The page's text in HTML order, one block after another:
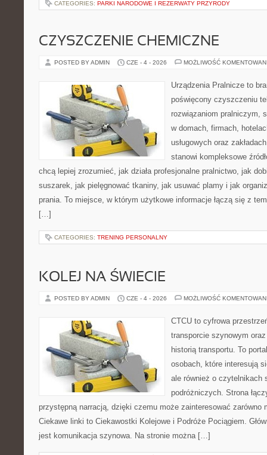
CATEGORIES: PARKI NARODOWE I REZERWATY PRZYRODY
CZYSZCZENIE CHEMICZNE
POSTED BY ADMIN CZE - 4 - 2026 MOŻLIWOŚĆ
Urządzenia Pralnicze to
poświęcony czyszczeniu
rozwiązaniom pralniczym,
w domach, firmach,
usługowych oraz
stanowi kompleksowe
chcą lepiej zrozumieć, jak działa profesjonalne pralnictwo, jak
suszarek, jak pielęgnować tkaniny, jak usuwać plamy i jak
prania. To miejsce, w którym użytkowe informacje łączą się z
[…]
CATEGORIES: TRENING PERSONALNY
KOLEJ NA ŚWIECIE
POSTED BY ADMIN CZE - 4 - 2026 MOŻLIWOŚĆ
CTCU to cyfrowa
transporcie szynowym
historią transportu. To
osobach, które interesują
ale również o czytelnikach
podróżniczych. Strona
przystępną narracją, dzięki czemu może zainteresować zarówno
Ciekawe linki to Ciekawostki Kolejowe i Podróże Pociągiem.
jest komunikacja szynowa. Na stronie można […]